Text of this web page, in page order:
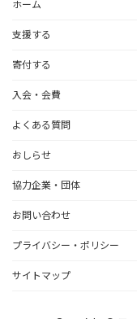
ホーム
支援する
寄付する
入会・会費
よくある質問
おしらせ
協力企業・団体
お問い合わせ
プライバシー・ポリシー
サイトマップ